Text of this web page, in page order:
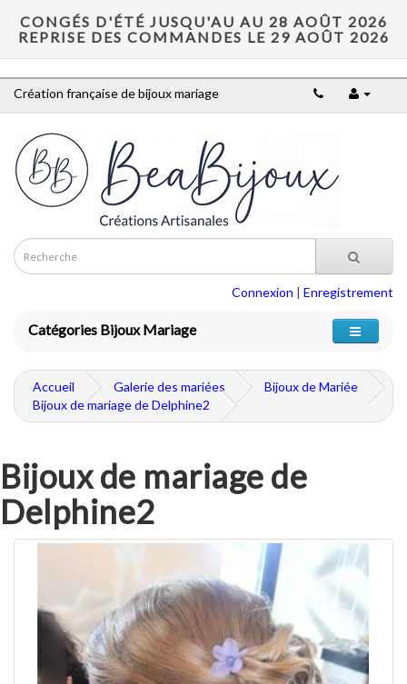
CONGÉS D'ÉTÉ JUSQU'AU AU 28 AOÛT 2026
REPRISE DES COMMANDES LE 29 AOÛT 2026
Création française de bijoux mariage
Connexion | Enregistrement
Catégories Bijoux Mariage
Accueil Galerie des mariées
Bijoux de Mariée
Bijoux de mariage de Delphine2
Bijoux de mariage de
Delphine2